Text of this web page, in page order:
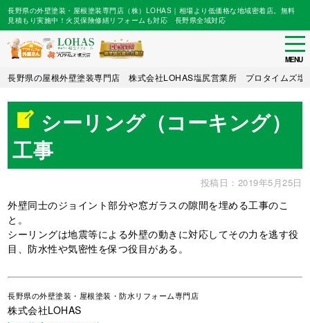
Skip
main
content
長野県の外壁塗装・屋根塗装専門店（株）LOHAS｜相場より低価格な地域密着店。無料
見積もり実施中！火災保険修繕リフォームも対応 長野県全域対応
MENU
長野県の屋根外壁塗装専門店 株式会社LOHAS塩尻営業所 プロタイムズ塩
シーリング（コーキング）
工事
投稿日：2019年5月25日
外壁同士のジョイント部分や窓ガラスの隙間を埋める工事のこ
と。
シーリングは地震等による外壁の動きに対応してその力を逃す役
目、防水性や気密性を保つ役目がある。
長野県の外壁塗装・屋根塗装・防水リフォーム専門店
株式会社LOHAS